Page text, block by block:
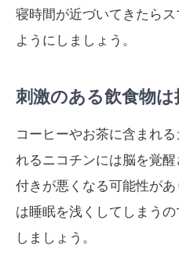
寝時間が近づいてきたら
ようにしましょう。
刺激のある飲食物は
コーヒーやお茶に含まれ
れるニコチンには脳を覚
付きが悪くなる可能性が
は睡眠を浅くしてしまう
しましょう。